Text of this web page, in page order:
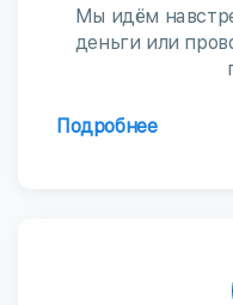
Мы идём
деньги или
Подробнее